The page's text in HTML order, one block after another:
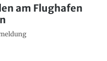
am Flughafen